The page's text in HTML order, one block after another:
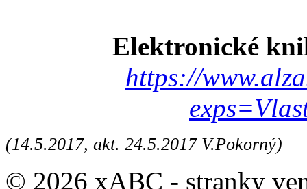
Elektronické
https://
(14.5.2017, akt. 24.5.2017 V.Pokorný)
© 2026 xABC - stranky